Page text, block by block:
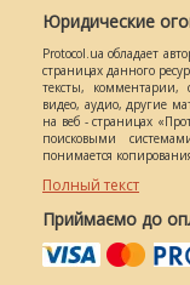
Юридические
Protocol.ua обладает
страницах данного
тексты, комментарии,
видео, аудио, другие
на веб - страницах
поисковыми
понимается
Полный текст
Приймаємо до